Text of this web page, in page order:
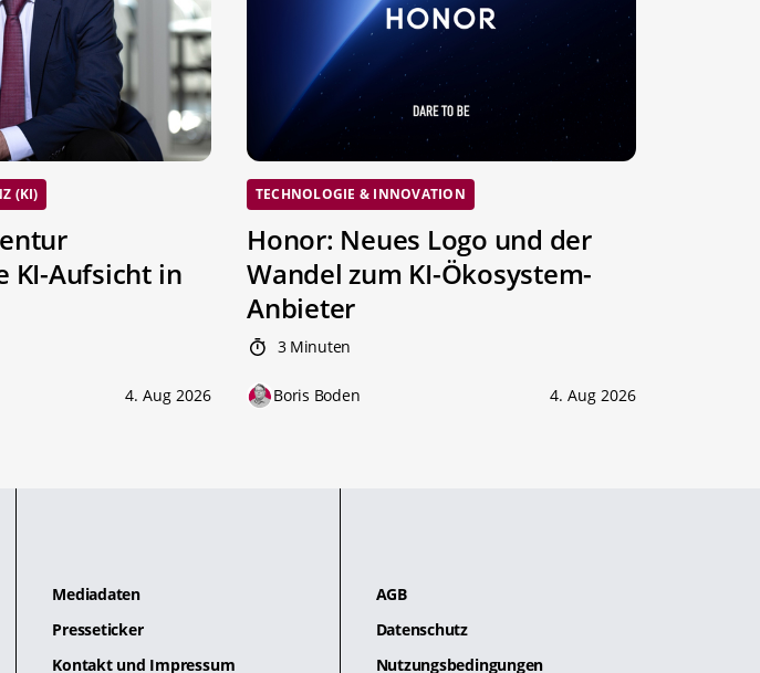
(KI)
KI-Aufsicht in
4. Aug 2026
TECHNOLOGIE & INNOVATION
Honor: Neues Logo und der
Wandel zum KI-Ökosystem-
Anbieter
3 Minuten
Boris Boden 4. Aug 2026
Mediadaten
Presseticker
Kontakt und Impressum
AGB
Datenschutz
Nutzungsbedingungen